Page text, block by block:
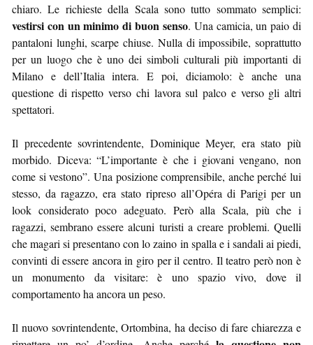
chiaro. Le richieste della Scala sono tutto sommato semplici:
vestirsi con un minimo di buon senso. Una camicia, un paio di
pantaloni lunghi, scarpe chiuse. Nulla di impossibile, soprattutto
per un luogo che è uno dei simboli culturali più importanti di
Milano e dell’Italia intera. E poi, diciamolo: è anche una
questione di rispetto verso chi lavora sul palco e verso gli altri
spettatori.
Il precedente sovrintendente, Dominique Meyer, era stato più
morbido. Diceva: “L’importante è che i giovani vengano, non
come si vestono”. Una posizione comprensibile, anche perché lui
stesso, da ragazzo, era stato ripreso all’Opéra di Parigi per un
look considerato poco adeguato. Però alla Scala, più che i
ragazzi, sembrano essere alcuni turisti a creare problemi. Quelli
che magari si presentano con lo zaino in spalla e i sandali ai piedi,
convinti di essere ancora in giro per il centro. Il teatro però non è
un monumento da visitare: è uno spazio vivo, dove il
comportamento ha ancora un peso.
Il nuovo sovrintendente, Ortombina, ha deciso di fare chiarezza e